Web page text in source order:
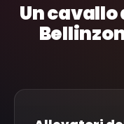
Un cavallo